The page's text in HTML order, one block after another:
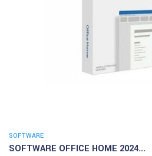
SOFTWARE
SOFTWARE OFFICE HOME 2024...